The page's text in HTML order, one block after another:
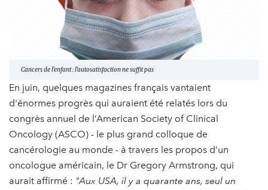
Cancers de l’enfant : l’autosatisfaction ne suffit pas
En juin, quelques magazines français vantaient
d'énormes progrès qui auraient été relatés lors du
congrès annuel de l’American Society of Clinical
Oncology (ASCO) - le plus grand colloque de
cancérologie au monde - à travers les propos d’un
oncologue américain, le Dr Gregory Armstrong, qui
aurait affirmé : "Aux USA, il y a quarante ans, seul un